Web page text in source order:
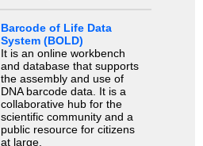
Barcode of Life Data
System (BOLD)
It is an online workbench
and database that supports
the assembly and use of
DNA barcode data. It is a
collaborative hub for the
scientific community and a
public resource for citizens
at large.